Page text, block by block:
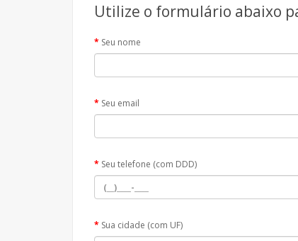
Utilize o formulário abaixo
Seu nome
Seu email
Seu telefone (com DDD)
Sua cidade (com UF)